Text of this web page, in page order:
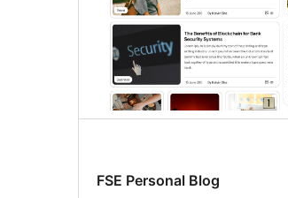
FSE Personal Blog